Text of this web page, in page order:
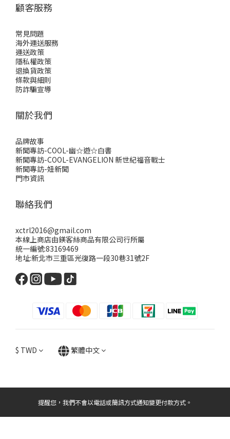
顧客服務
常見問題
海外運送服務
運送政策
隱私權政策
退換貨政策
條款與細則
防詐騙宣導
關於我們
品牌故事
新聞專訪-COOL-幽☆遊☆白書
新聞專訪-COOL-EVANGELION 新世紀福音戰士
新聞專訪-妞新聞
門市資訊
聯絡我們
xctrl2016@gmail.com
本線上商店由鎂客絲商品有限公司行所屬
統一編號:83169469
地址:新北市三重區光復路一段30巷31號2F
$ TWD 繁體中文
提醒您，我們不會以電話或簡訊方式通知變更付款方式。